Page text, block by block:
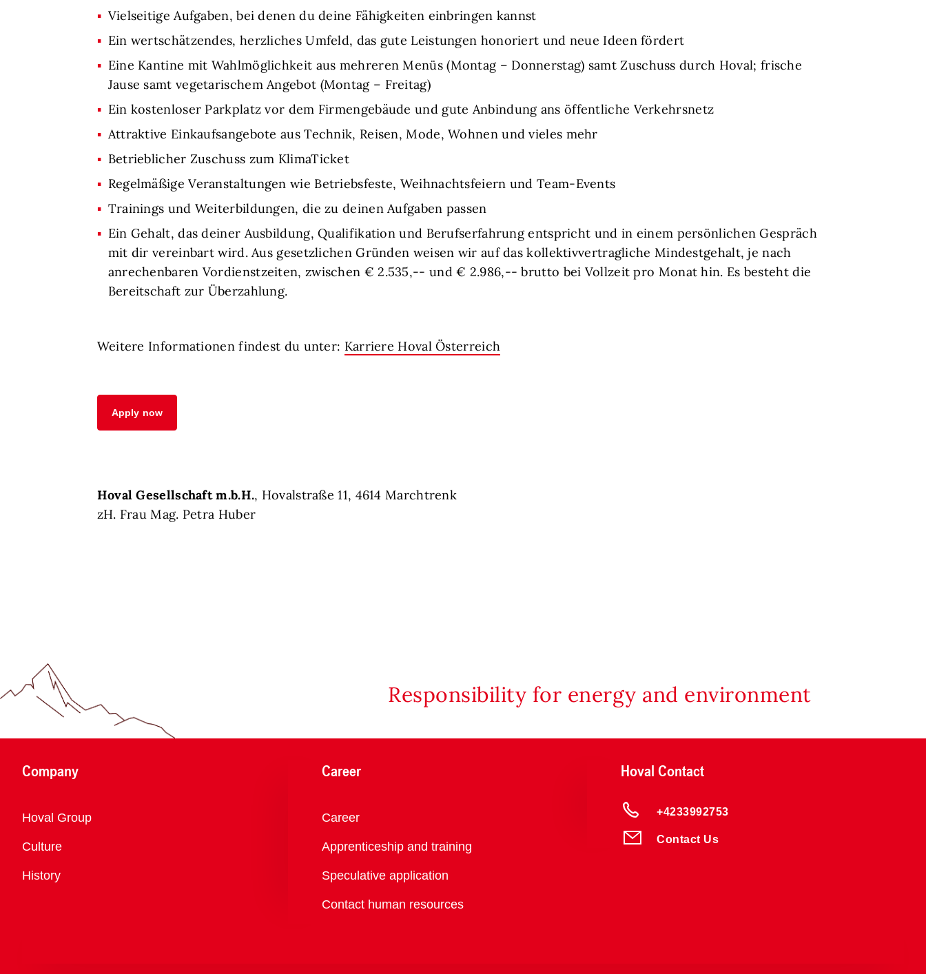
Vielseitige Aufgaben, bei denen du deine Fähigkeiten einbringen kannst
Ein wertschätzendes, herzliches Umfeld, das gute Leistungen honoriert und neue Ideen fördert
Eine Kantine mit Wahlmöglichkeit aus mehreren Menüs (Montag – Donnerstag) samt Zuschuss durch Hoval; frische
Jause samt vegetarischem Angebot (Montag – Freitag)
Ein kostenloser Parkplatz vor dem Firmengebäude und gute Anbindung ans öffentliche Verkehrsnetz
Attraktive Einkaufsangebote aus Technik, Reisen, Mode, Wohnen und vieles mehr
Betrieblicher Zuschuss zum KlimaTicket
Regelmäßige Veranstaltungen wie Betriebsfeste, Weihnachtsfeiern und Team-Events
Trainings und Weiterbildungen, die zu deinen Aufgaben passen
Ein Gehalt, das deiner Ausbildung, Qualifikation und Berufserfahrung entspricht und in einem persönlichen Gespräch
mit dir vereinbart wird. Aus gesetzlichen Gründen weisen wir auf das kollektivvertragliche Mindestgehalt, je nach
anrechenbaren Vordienstzeiten, zwischen € 2.535,-- und € 2.986,-- brutto bei Vollzeit pro Monat hin. Es besteht die
Bereitschaft zur Überzahlung.
Weitere Informationen findest du unter: Karriere Hoval Österreich
Apply now
Hoval Gesellschaft m.b.H., Hovalstraße 11, 4614 Marchtrenk
zH. Frau Mag. Petra Huber
Responsibility for energy and environment
Company
Overview
Hoval Group
Culture
History
Career
Overview
Career
Apprenticeship and training
Speculative application
Contact human resources
Hoval Contact
+4233992753
Contact Us